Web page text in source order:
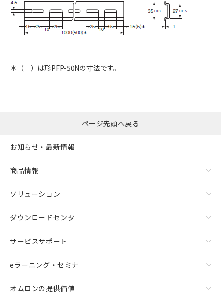
＊（ ）は形PFP-50Nの寸法です。
ページ先頭へ戻る
お知らせ・最新情報
商品情報
ソリューション
ダウンロードセンタ
サービスサポート
eラーニング・セミナ
オムロンの提供価値